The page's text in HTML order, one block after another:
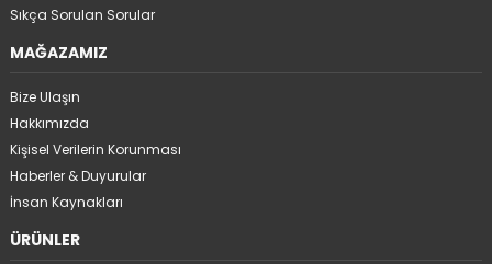
Sıkça Sorulan Sorular
MAĞAZAMIZ
Bize Ulaşın
Hakkımızda
Kişisel Verilerin Korunması
Haberler & Duyurular
İnsan Kaynakları
ÜRÜNLER